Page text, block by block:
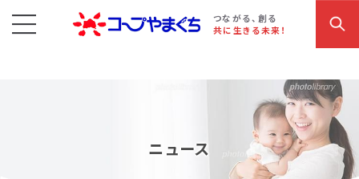
つながる、創る
共に生きる未来！
コープやまぐち お買い物・サービス こだわり商品 参加・イベント情報
ニュース